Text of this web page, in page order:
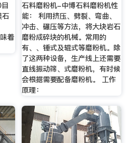
着
石料磨粉机-中博石料磨粉机性
能： 利用挤压、劈裂、弯曲、
冲击、碾压等方法，将大块岩石
磨粉成碎块的机械。常用的
有、、锤式及辊式等磨粉机。除
了这两种设备，生产线上还需要
直线振动筛、式磨粉机，有时候
会根据需要配备磨粉机。 工作
原理：